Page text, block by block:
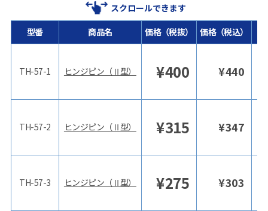
スクロールできます
型番
TH-57-1
TH-57-2
TH-57-3
商品名 価格（税抜） 価格（税込）
ヒンジピン（Ⅱ型） ¥400 ¥440
ヒンジピン（Ⅱ型） ¥315 ¥347
ヒンジピン（Ⅱ型） ¥275 ¥303